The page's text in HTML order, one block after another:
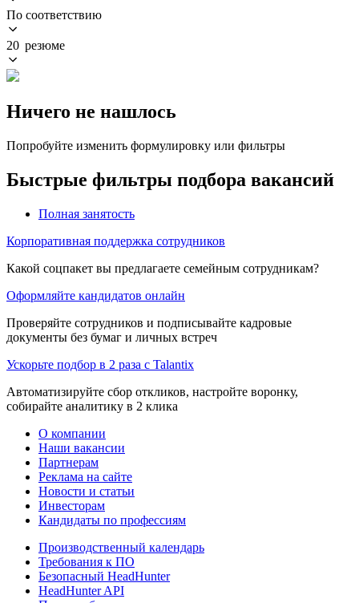
По соответствию
20 резюме
Ничего не нашлось
Попробуйте изменить формулировку или фильтры
Быстрые фильтры подбора вакансий
Полная занятость
Корпоративная поддержка сотрудников
Какой соцпакет вы предлагаете семейным сотрудникам?
Оформляйте кандидатов онлайн
Проверяйте сотрудников и подписывайте кадровые
документы без бумаг и личных встреч
Ускорьте подбор в 2 раза с Talantix
Автоматизируйте сбор откликов, настройте воронку,
собирайте аналитику в 2 клика
О компании
Наши вакансии
Партнерам
Реклама на сайте
Новости и статьи
Инвесторам
Кандидаты по профессиям
Производственный календарь
Требования к ПО
Безопасный HeadHunter
HeadHunter API